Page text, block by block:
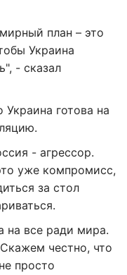
план – это
Украина
- сказал
Украина готова на
- агрессор.
уже компромисс,
за стол
на все ради мира.
честно, что
просто